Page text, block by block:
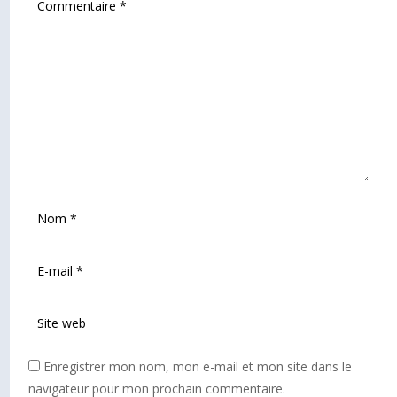
Enregistrer mon nom, mon e-mail et mon site dans le
navigateur pour mon prochain commentaire.